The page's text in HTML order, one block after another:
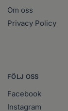
Om oss
Privacy Policy
FÖLJ OSS
Facebook
Instagram